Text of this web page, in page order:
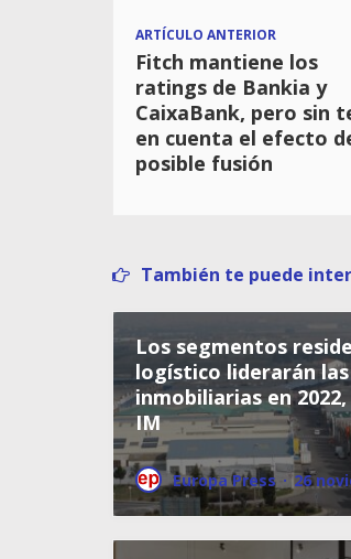
ARTÍCULO ANTERIOR
Fitch mantiene los
ratings de Bankia y
CaixaBank, pero sin
en cuenta el efecto
posible fusión
También te puede
Los segmentos
logístico liderarán
inmobiliarias en
IM
Europa Press · 26